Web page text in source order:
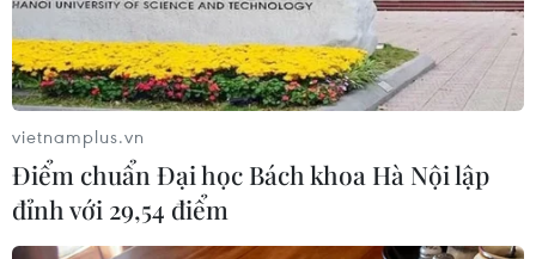
tỉnh Đồng Nai tại kỳ họp thứ 9, Quốc hội khóa
XIV liên quan đến việc ứng dụng công nghệ vật
liệu mới nhằm tiết kiệm nguồn tài nguyên cát
trước sức ép thiếu cát xây dựng, dẫn đến giá cát
tăng cao.
Nhận diện nguyên nhân thiếu cát xây dựng
Theo nội dung chất vấn của Đoàn đại biểu Quốc
vietnamplus.vn
Điểm chuẩn Đại học Bách khoa Hà Nội lập
đỉnh với 29,54 điểm